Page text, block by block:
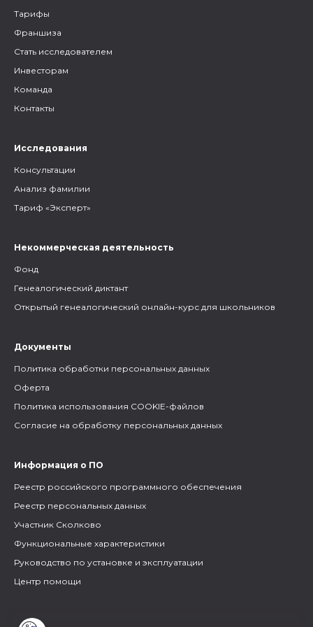
Тарифы
Франшиза
Стать исследователем
Инвесторам
Команда
Контакты
Исследования
Консультации
Анализ фамилии
Тариф «Эксперт»
Некоммерческая деятельность
Фонд
Генеалогический диктант
Открытый генеалогический онлайн-курс для школьников
Документы
Политика обработки персональных данных
Оферта
Политика использования COOKIE-файлов
Согласие на обработку персональных данных
Информация о ПО
Реестр российского программного обеспечения
Реестр персональных данных
Участник Сколково
Функциональные характеристики
Руководство по установке и эксплуатации
Центр помощи